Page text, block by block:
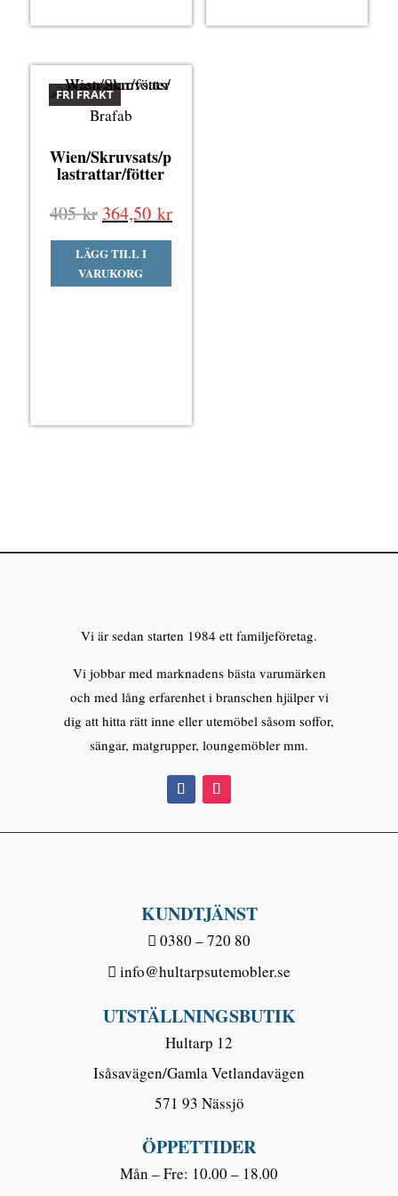
FRI FRAKT
Brafab
Wien/Skruvsats/p
lastrattar/fötter
405kr Det
ursprungliga
priset
var:
364,50 krDet
nuvarande
är:
LÄGG TILL I
VARUKORG
Vi är sedan starten 1984 ett familjeföretag.
Vi jobbar med marknadens bästa varumärken
och med lång erfarenhet i branschen hjälper vi
dig att hitta rätt inne eller utemöbel såsom soffor,
sängar, matgrupper, loungemöbler mm.
KUNDTJÄNST
0380 – 720 80
info@hultarpsutemobler.se
UTSTÄLLNINGSBUTIK
Hultarp 12
Isåsavägen/Gamla Vetlandavägen
571 93 Nässjö
ÖPPETTIDER
Mån – Fre: 10.00 – 18.00